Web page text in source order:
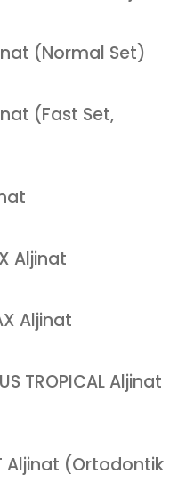
(Normal Set)
(Fast Set,
Aljinat
Aljinat
TROPICAL Aljinat
Aljinat (Ortodontik